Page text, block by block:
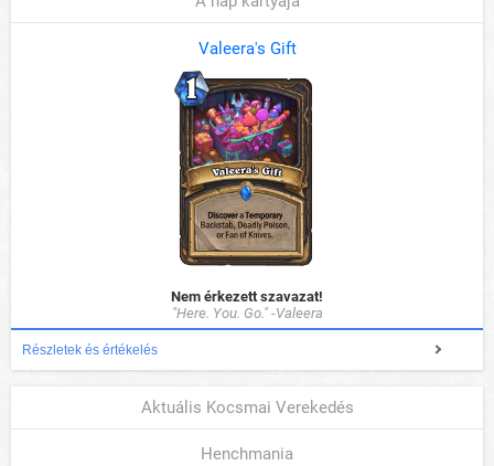
Valeera's Gift
Nem érkezett szavazat!
"Here. You. Go." -Valeera
Részletek és értékelés
Aktuális Kocsmai Verekedés
Henchmania